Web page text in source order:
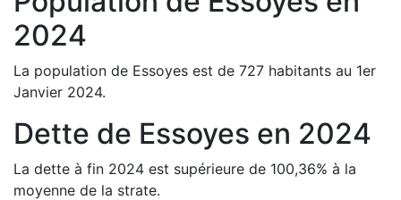
2024
La population de Essoyes est de 727 habitants au 1er
Janvier 2024.
Dette de Essoyes en 2024
La dette à fin 2024 est supérieure de 100,36% à la
moyenne de la strate.